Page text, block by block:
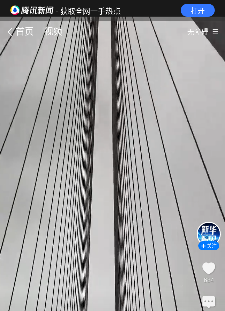
· 获取全网一手热点 打开
首页 视频 无障碍
关注
684